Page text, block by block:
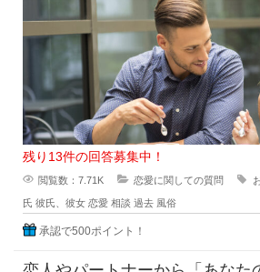
が、それを経ていまの自分があ
残り13件の回答募集中！
閲覧数：7.71K 恋愛に関しての質問
氏 彼氏、彼女 恋愛 相談 過去 風俗
承認で500ポイント！